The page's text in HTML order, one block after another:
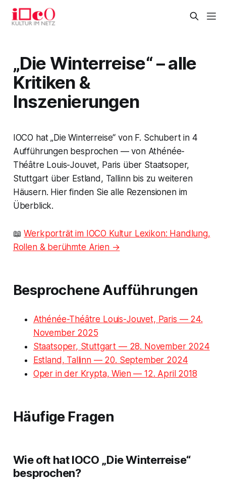
„Die Winterreise“ – alle
Kritiken &
Inszenierungen
IOCO hat „Die Winterreise“ von F. Schubert in 4
Aufführungen besprochen — von Athénée-
Théâtre Louis-Jouvet, Paris über Staatsoper,
Stuttgart über Estland, Tallinn bis zu weiteren
Häusern. Hier finden Sie alle Rezensionen im
Überblick.
📖Werkporträt im IOCO Kultur Lexikon: Handlung,
Rollen & berühmte Arien →
Besprochene Aufführungen
Athénée-Théâtre Louis-Jouvet, Paris — 24.
November 2025
Staatsoper, Stuttgart — 28. November 2024
Estland, Tallinn — 20. September 2024
Oper in der Krypta, Wien — 12. April 2018
Häufige Fragen
Wie oft hat IOCO „Die Winterreise“
besprochen?